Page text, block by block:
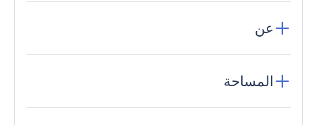
عن
المساحة